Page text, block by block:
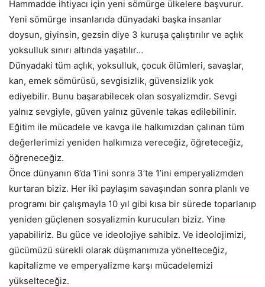
Hammadde ihtiyacı için yeni sömürge ülkelere başvurur.
Yeni sömürge insanlarıda dünyadaki başka insanlar
doysun, giyinsin, gezsin diye 3 kuruşa çalıştırılır ve açlık
yoksulluk sınırı altında yaşatılır…
Dünyadaki tüm açlık, yoksulluk, çocuk ölümleri, savaşlar,
kan, emek sömürüsü, sevgisizlik, güvensizlik yok
ediyebilir. Bunu başarabilecek olan sosyalizmdir. Sevgi
yalnız sevgiyle, güven yalnız güvenle takas edilebilinir.
Eğitim ile mücadele ve kavga ile halkımızdan çalınan tüm
değerlerimizi yeniden halkımıza vereceğiz, öğreteceğiz,
öğreneceğiz.
Önce dünyanın 6’da 1’ini sonra 3’te 1’ini emperyalizmden
kurtaran biziz. Her iki paylaşım savaşından sonra planlı ve
programı bir çalışmayla 10 yıl gibi kısa bir sürede toparlanıp
yeniden güçlenen sosyalizmin kurucuları biziz. Yine
yapabiliriz. Bu güce ve ideolojiye sahibiz. Ve ideolojimizi,
gücümüzü sürekli olarak düşmanımıza yönelteceğiz,
kapitalizme ve emperyalizme karşı mücadelemizi
yükselteceğiz.